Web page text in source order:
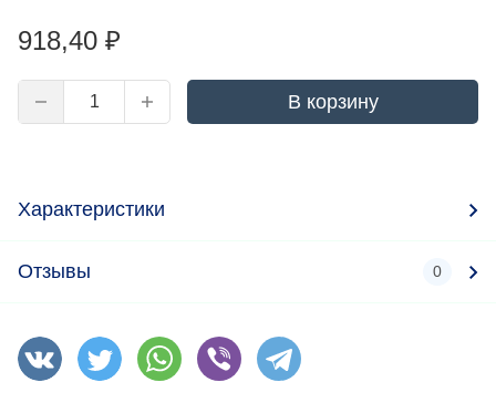
918,40 ₽
В корзину
Характеристики
Отзывы 0